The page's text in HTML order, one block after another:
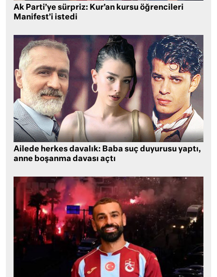
Ak Parti’ye sürpriz: Kur’an kursu öğrencileri
Manifest’i istedi
Ailede herkes davalık: Baba suç duyurusu yaptı,
anne boşanma davası açtı